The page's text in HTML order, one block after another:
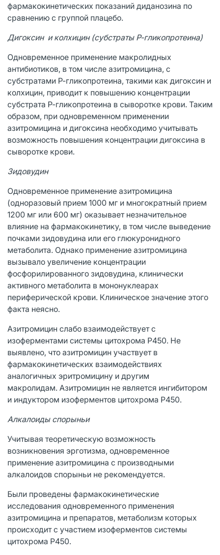
фармакокинетических показаний диданозина по
сравнению с группой плацебо.
Дигоксин и колхицин (субстраты Р-гликопротеина)
Одновременное применение макролидных
антибиотиков, в том числе азитромицина, с
субстратами Р-гликопротеина, такими как дигоксин и
колхицин, приводит к повышению концентрации
субстрата Р-гликопротеина в сыворотке крови. Таким
образом, при одновременном применении
азитромицина и дигоксина необходимо учитывать
возможность повышения концентрации дигоксина в
сыворотке крови.
Зидовудин
Одновременное применение азитромицина
(одноразовый прием 1000 мг и многократный прием
1200 мг или 600 мг) оказывает незначительное
влияние на фармакокинетику, в том числе выведение
почками зидовудина или его глюкуронидного
метаболита. Однако применение азитромицина
вызывало увеличение концентрации
фосфорилированного зидовудина, клинически
активного метаболита в мононуклеарах
периферической крови. Клиническое значение этого
факта неясно.
Азитромицин слабо взаимодействует с
изоферментами системы цитохрома Р450. Не
выявлено, что азитромицин участвует в
фармакокинетических взаимодействиях
аналогичных эритромицину и другим
макролидам. Азитромицин не является ингибитором
и индуктором изоферментов цитохрома Р450.
Алкалоиды спорыньи
Учитывая теоретическую возможность
возникновения эрготизма, одновременное
применение азитромицина с производными
алкалоидов спорыньи не рекомендуется.
Были проведены фармакокинетические
исследования одновременного применения
азитромицина и препаратов, метаболизм которых
происходит с участием изоферментов системы
цитохрома Р450.